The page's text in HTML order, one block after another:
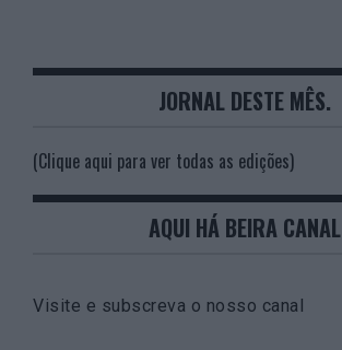
JORNAL DESTE MÊS.
(Clique aqui para ver todas as edições)
AQUI HÁ BEIRA CANAL
Visite e subscreva o nosso canal